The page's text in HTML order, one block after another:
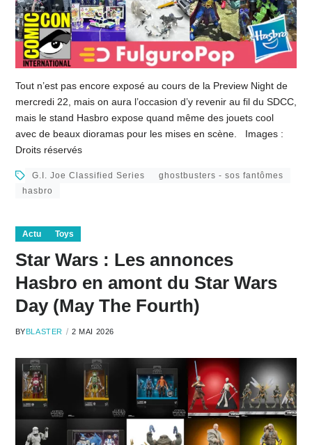
Tout n’est pas encore exposé au cours de la Preview Night de
mercredi 22, mais on aura l’occasion d’y revenir au fil du SDCC,
mais le stand Hasbro expose quand même des jouets cool
avec de beaux dioramas pour les mises en scène. Images :
Droits réservés
G.I. Joe Classified Series
ghostbusters - sos fantômes
hasbro
Actu Toys
Star Wars : Les annonces
Hasbro en amont du Star Wars
Day (May The Fourth)
BYBLASTER 2 MAI 2026